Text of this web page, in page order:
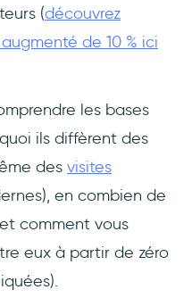
les trois ?
traditionnels
centre, pas votre
votre moment
des instructions
(découvrez
de 10 % ici
les bases
ils diffèrent des
des visites
en combien de
comment vous
eux à partir de zéro